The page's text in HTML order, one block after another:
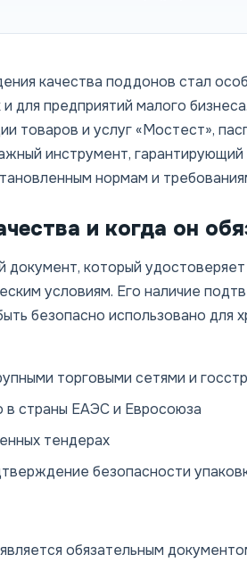
качества поддонов стал
для предприятий малого
товаров и услуг «Мостест»,
инструмент,
нормам и
и когда он
документ, который
условиям. Его наличие
безопасно использовано для
торговыми сетями и
в страны ЕАЭС и Евросоюза
тендерах
безопасности
обязательным